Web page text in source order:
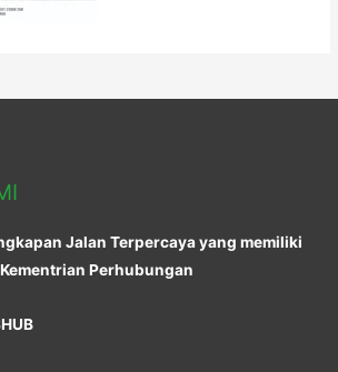
Jalan Terpercaya yang memiliki
Perhubungan